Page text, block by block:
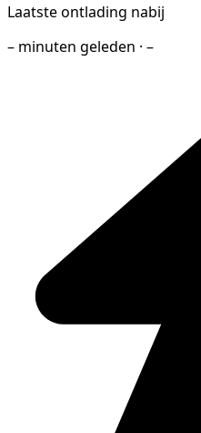
Laatste ontlading nabij
– minuten geleden · –